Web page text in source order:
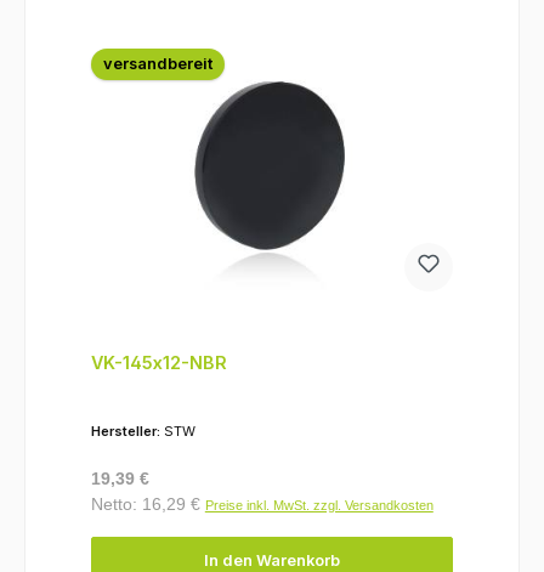
versandbereit
VK-145x12-NBR
Hersteller: STW
Regulärer Preis:
19,39 €
Netto: 16,29 € Preise inkl. MwSt. zzgl. Versandkosten
In den Warenkorb